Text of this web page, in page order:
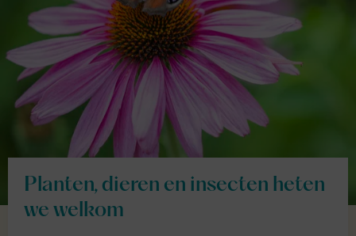
Planten, dieren en insecten heten
we welkom